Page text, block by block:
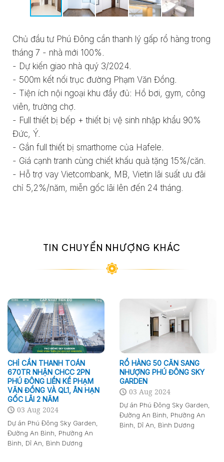
Chủ đầu tư Phú Đông cần thanh lý gấp rổ hàng trong
tháng 7 - nhà mới 100%.
- Dự kiến giao nhà quý 3/2024.
- 500m kết nối trục đường Phạm Văn Đồng.
- Tiện ích nội ngoại khu đầy đủ: Hồ bơi, gym, công
viên, trường chợ.
- Full thiết bị bếp + thiết bị vệ sinh nhập khẩu 90%
Đức, Ý.
- Gắn full thiết bị smarthome của Hafele.
- Giá cạnh tranh cùng chiết khấu quà tặng 15%/căn.
- Hỗ trợ vay Vietcombank, MB, Vietin lãi suất ưu đãi
chỉ 5,2%/năm, miễn gốc lãi lên đến 24 tháng.
TIN CHUYỂN NHƯỢNG KHÁC
CHỈ CẦN THANH TOÁN
670TR NHẬN CHCC 2PN
PHÚ ĐÔNG LIỀN KỀ PHẠM
VĂN ĐỒNG VÀ QL1, ÂN HẠN
GỐC LÃI 2 NĂM
03 Aug 2024
Dự án Phú Đông Sky Garden,
Đường An Bình, Phường An
Bình, Dĩ An, Bình Dương
RỔ HÀNG 50 CĂN SANG
NHƯỢNG PHÚ ĐÔNG SKY
GARDEN
03 Aug 2024
Dự án Phú Đông Sky Garden,
Đường An Bình, Phường An
Bình, Dĩ An, Bình Dương